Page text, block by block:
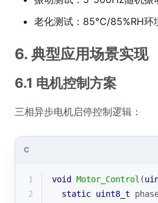
老化测试：85℃/85%RH环
6. 典型应用场景实现
6.1 电机控制方案
三相异步电机启停控制逻辑：
C
1 void Motor_Control (
2
static uint8_t